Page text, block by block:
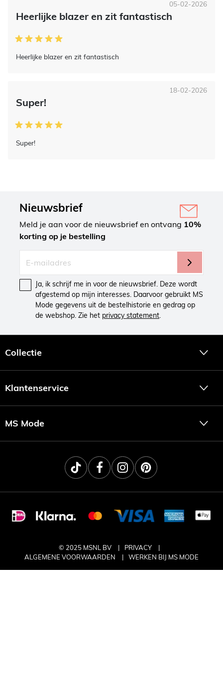
Heerlijke blazer en zit fantastisch
Heerlijke blazer en zit fantastisch
05-02-2026
Super!
Super!
18-02-2026
Nieuwsbrief
Meld je aan voor de nieuwsbrief en ontvang 10%
korting op je bestelling
Ja, ik schrijf me in voor de nieuwsbrief. Deze wordt
afgestemd op mijn interesses. Daarvoor gebruikt MS
Mode gegevens uit de bestelhistorie en gedrag op
de webshop. Zie het privacy statement
Collectie
Klantenservice
MS Mode
© 2025 MSNL BV
PRIVACY
ALGEMENE VOORWAARDEN
WERKEN BIJ MS MODE